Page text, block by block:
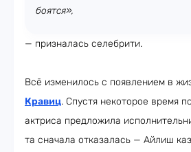
боятся»,
— призналась селебрити.
Всё изменилось с появлением в
Кравиц. Спустя некоторое время
актриса предложила
та сначала отказалась — Айлиш